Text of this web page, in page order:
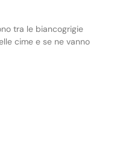
tra le biancogrigie
cime e se ne vanno